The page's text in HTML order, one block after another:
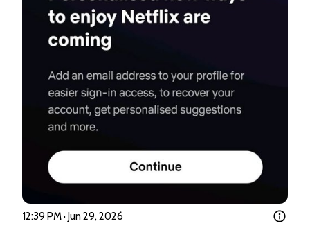
12:39 PM · Jun 29, 2026